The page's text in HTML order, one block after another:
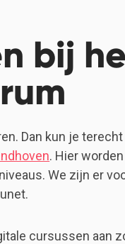
bij
Dan kun je
. Hier
We zijn er
cursussen aan